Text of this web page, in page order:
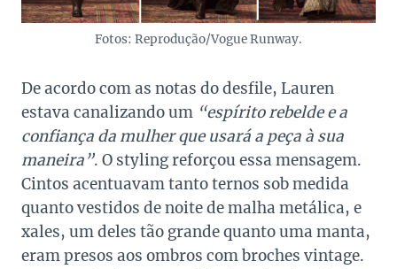
Fotos: Reprodução/Vogue Runway.
De acordo com as notas do desfile, Lauren
estava canalizando um “espírito rebelde e a
confiança da mulher que usará a peça à sua
maneira”. O styling reforçou essa mensagem.
Cintos acentuavam tanto ternos sob medida
quanto vestidos de noite de malha metálica, e
xales, um deles tão grande quanto uma manta,
eram presos aos ombros com broches vintage.